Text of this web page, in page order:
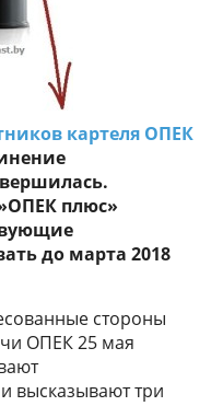
картеля ОПЕК
плюс»
до марта 2018
стороны
ОПЕК 25 мая
высказывают три